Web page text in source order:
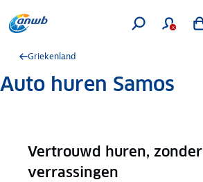
Griekenland
Auto huren Samos
Vertrouwd huren, zonder
verrassingen